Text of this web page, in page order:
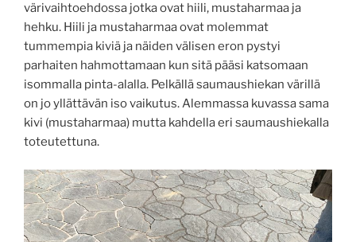
värivaihtoehdossa jotka ovat hiili, mustaharmaa ja
hehku. Hiili ja mustaharmaa ovat molemmat
tummempia kiviä ja näiden välisen eron pystyi
parhaiten hahmottamaan kun sitä pääsi katsomaan
isommalla pinta-alalla. Pelkällä saumaushiekan värillä
on jo yllättävän iso vaikutus. Alemmassa kuvassa sama
kivi (mustaharmaa) mutta kahdella eri saumaushiekalla
toteutettuna.